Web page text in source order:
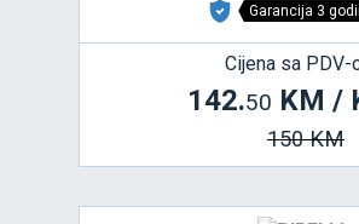
Garancija 3
Cijena sa PDV-
142.50 KM /
150 KM